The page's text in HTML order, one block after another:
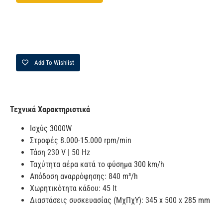
Add To Wishlist
Τεχνικά Χαρακτηριστικά
Ισχύς 3000W
Στροφές 8.000-15.000 rpm/min
Τάση 230 V | 50 Hz
Ταχύτητα αέρα κατά το φύσημα 300 km/h
Απόδοση αναρρόφησης: 840 m³/h
Χωρητικότητα κάδου: 45 lt
Διαστάσεις συσκευασίας (ΜχΠχΥ): 345 x 500 x 285 mm